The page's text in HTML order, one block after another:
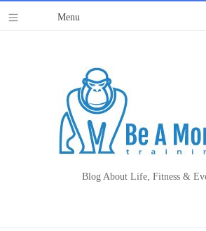
Blog About Life, Fitness &